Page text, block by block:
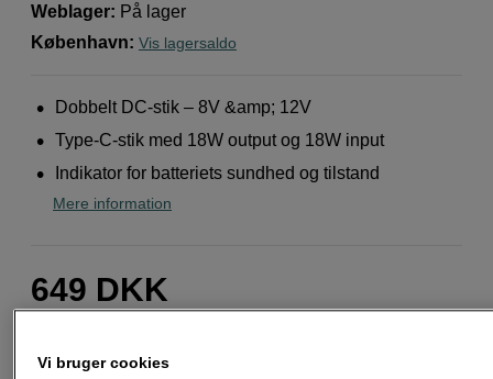
Weblager: På lager
København: Vis lagersaldo
Dobbelt DC-stik – 8V &amp; 12V
Type-C-stik med 18W output og 18W input
Indikator for batteriets sundhed og tilstand
Mere information
649 DKK
Vi bruger cookies